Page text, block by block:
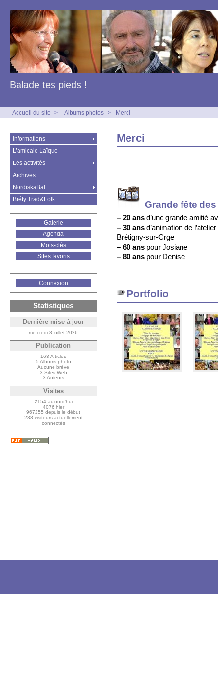
Balade tes pieds !
Accueil du site > Albums photos > Merci
Merci
Grande fête
– 20 ans d’une grande amitié
– 30 ans d’animation de
Brétigny-sur-Orge
– 60 ans pour Josiane
– 80 ans pour Denise
Portfolio
Informations
L’amicale Laïque
Les activités
Archives
NordiskaBal
Bréty Trad&Folk
Galerie
Agenda
Mots-clés
Sites favoris
Connexion
Statistiques
Dernière mise à jour
mercredi 8 juillet 2026
Publication
163 Articles
5 Albums photo
Aucune brève
3 Sites Web
3 Auteurs
Visites
2154 aujourd’hui
4076 hier
967255 depuis le début
238 visiteurs actuellement
connectés